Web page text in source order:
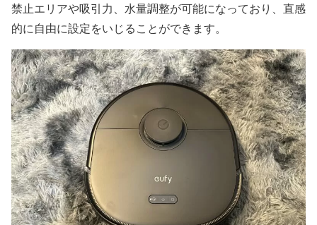
禁止エリアや吸引力、水量調整が可能になっており、直感
的に自由に設定をいじることができます。